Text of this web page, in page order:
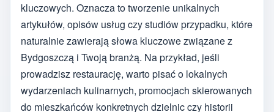
kluczowych. Oznacza to tworzenie unikalnych
artykułów, opisów usług czy studiów przypadku, które
naturalnie zawierają słowa kluczowe związane z
Bydgoszczą i Twoją branżą. Na przykład, jeśli
prowadzisz restaurację, warto pisać o lokalnych
wydarzeniach kulinarnych, promocjach skierowanych
do mieszkańców konkretnych dzielnic czy historii